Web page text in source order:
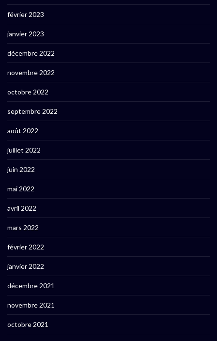
février 2023
janvier 2023
décembre 2022
novembre 2022
octobre 2022
septembre 2022
août 2022
juillet 2022
juin 2022
mai 2022
avril 2022
mars 2022
février 2022
janvier 2022
décembre 2021
novembre 2021
octobre 2021